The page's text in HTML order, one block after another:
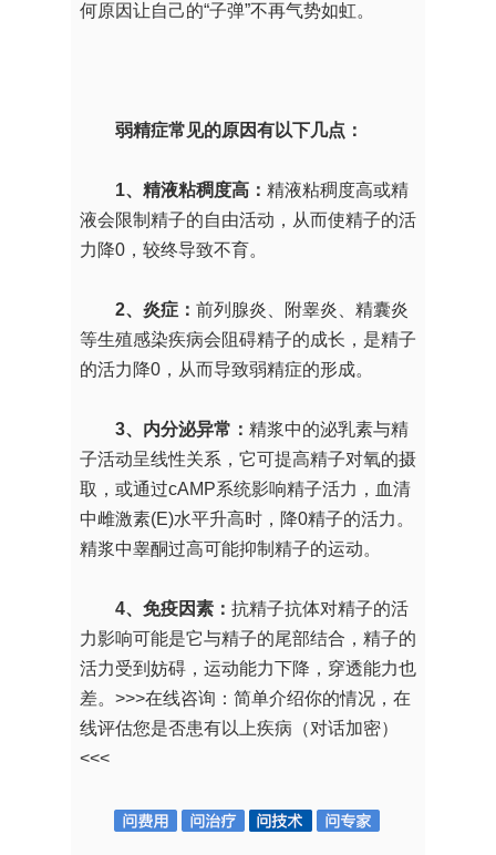
何原因让自己的“子弹”不再气势如虹。
弱精症常见的原因有以下几点：
1、精液粘稠度高： 精液粘稠度高或精
液会限制精子的自由活动，从而使精子的活
力降0，较终导致不育。
2、炎症： 前列腺炎、附睾炎、精囊炎
等生殖感染疾病会阻碍精子的成长，是精子
的活力降0，从而导致弱精症的形成。
3、内分泌异常： 精浆中的泌乳素与精
子活动呈线性关系，它可提高精子对氧的摄
取，或通过cAMP系统影响精子活力，血清
中雌激素(E)水平升高时，降0精子的活力。
精浆中睾酮过高可能抑制精子的运动。
4、免疫因素： 抗精子抗体对精子的活
力影响可能是它与精子的尾部结合，精子的
活力受到妨碍，运动能力下降，穿透能力也
差。 >>>在线咨询：简单介绍你的情况，在
线评估您是否患有以上疾病（对话加密）
<<<